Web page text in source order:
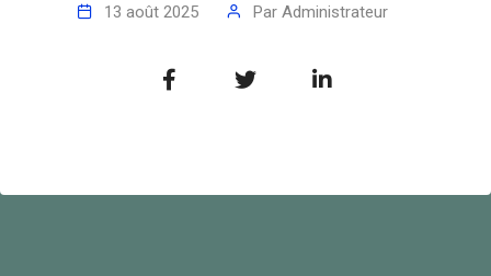
13 août 2025 Par Administrateur